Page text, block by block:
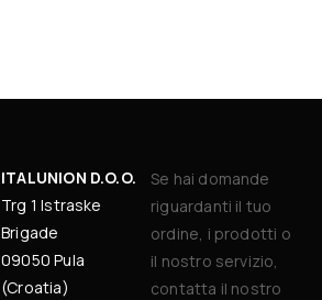
ITALUNION D.O.O.
Trg 1 Istraske
Brigade
09050 Pula
(Croatia)
Se hai domande
riguardanti il tuo
ordine, i prodotti o
il nostro servizio,
contatta il nostro